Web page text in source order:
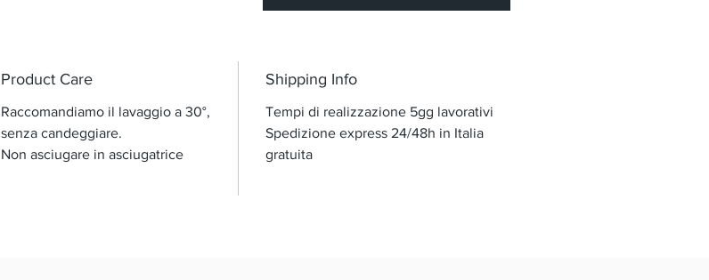
Product Care
Raccomandiamo il lavaggio a 30°,
senza candeggiare.
Non asciugare in asciugatrice
Shipping Info
Tempi di realizzazione 5gg lavorativi
Spedizione express 24/48h in Italia
gratuita